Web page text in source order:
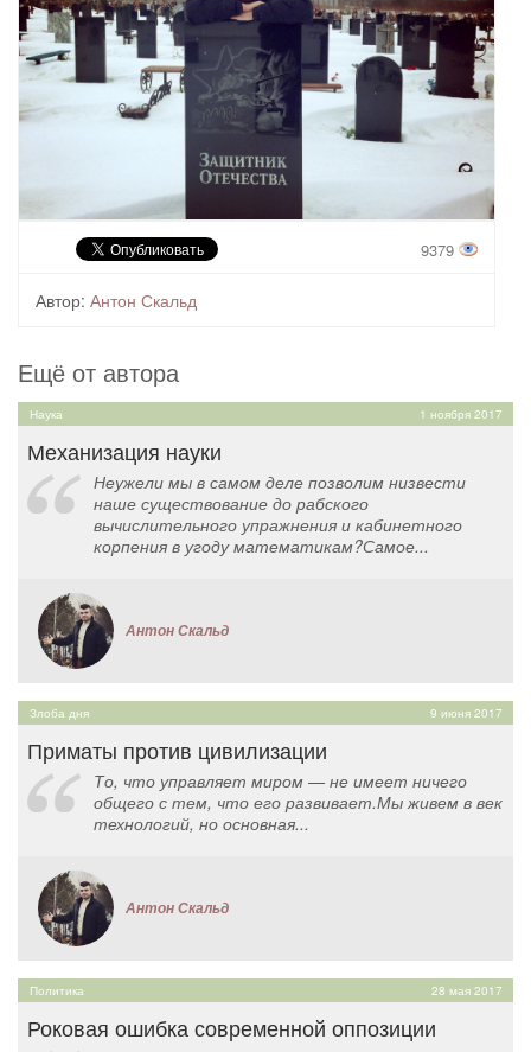
9379
Автор: Антон Скальд
Ещё от автора
Наука 1 ноября 2017
Механизация науки
Неужели мы в самом деле позволим низвести
наше существование до рабского
вычислительного упражнения и кабинетного
корпения в угоду математикам?Самое...
Антон Скальд
Злоба дня 9 июня 2017
Приматы против цивилизации
То, что управляет миром — не имеет ничего
общего с тем, что его развивает.Мы живем в век
технологий, но основная...
Антон Скальд
Политика 28 мая 2017
Роковая ошибка современной оппозиции